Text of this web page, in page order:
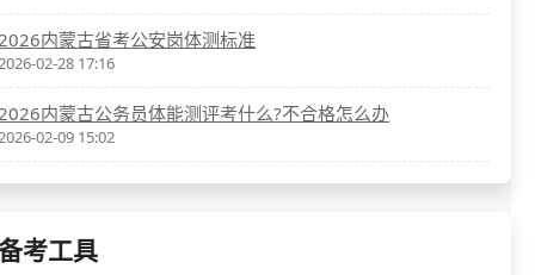
内蒙古省考公安岗体测标准
02-28 17:16
内蒙古公务员体能测评考什么?不合格怎么办
02-09 15:02
考工具